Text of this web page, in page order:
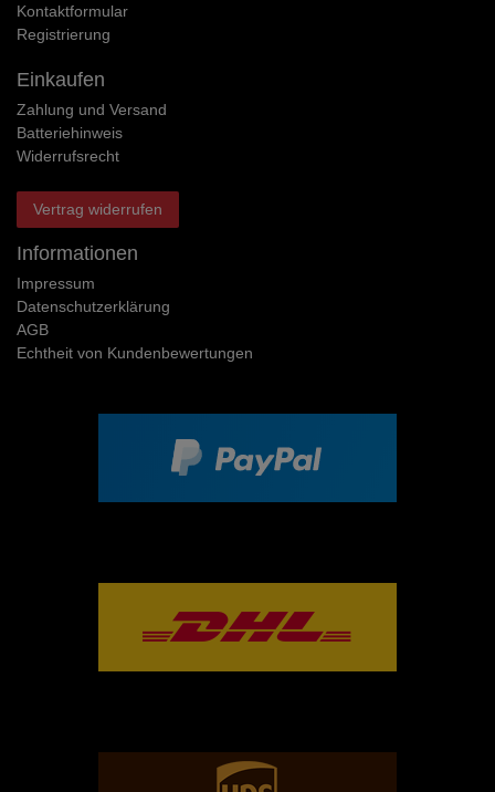
Kontaktformular
Registrierung
Einkaufen
Zahlung und Versand
Batteriehinweis
Widerrufs­recht
Vertrag widerrufen
Informationen
Impressum
Daten­schutz­erklärung
AGB
Echtheit von Kundenbewertungen